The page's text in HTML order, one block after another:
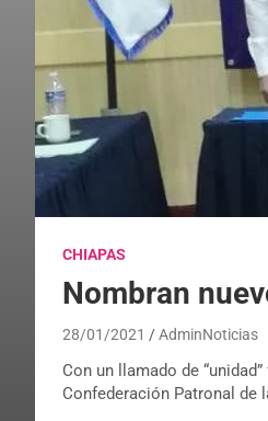
CHIAPAS
Nombran
28/01/2021 AdminNoticias
Con un llamado de
Confederación Patronal de